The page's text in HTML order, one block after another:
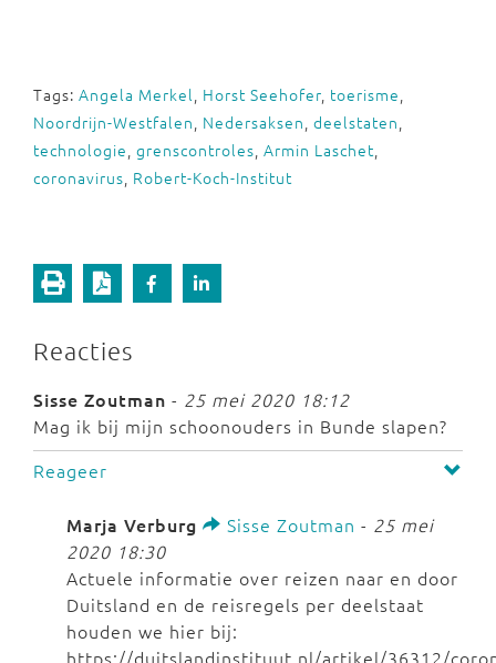
Tags: Angela Merkel, Horst Seehofer, toerisme,
Noordrijn-Westfalen, Nedersaksen, deelstaten,
technologie, grenscontroles, Armin Laschet,
coronavirus, Robert-Koch-Institut
Reacties
Sisse Zoutman - 25 mei 2020 18:12
Mag ik bij mijn schoonouders in Bunde slapen?
Reageer
Marja Verburg Sisse Zoutman - 25 mei
2020 18:30
Actuele informatie over reizen naar en door
Duitsland en de reisregels per deelstaat
houden we hier bij:
https://duitslandinstituut.nl/artikel/36312/